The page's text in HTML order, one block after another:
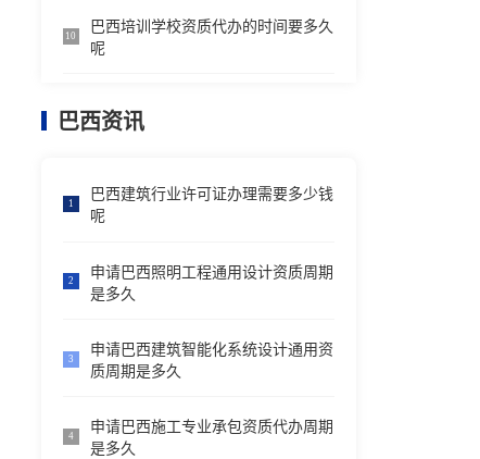
10
巴西培训学校资质代办的时间要多久
呢
巴西资讯
1
巴西建筑行业许可证办理需要多少钱
呢
2
申请巴西照明工程通用设计资质周期
是多久
3
申请巴西建筑智能化系统设计通用资
质周期是多久
4
申请巴西施工专业承包资质代办周期
是多久